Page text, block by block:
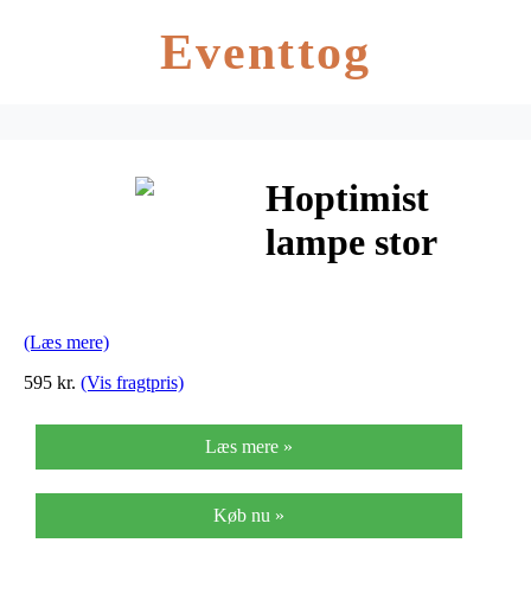
Eventtog
Hoptimist
lampe stor
(Læs mere)
595 kr. (Vis fragtpris)
Læs mere »
Køb nu »